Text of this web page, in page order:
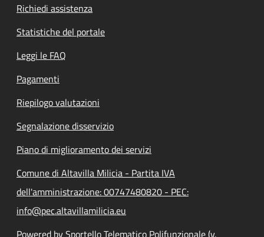
Richiedi assistenza
Statistiche del portale
Leggi le FAQ
Pagamenti
Riepilogo valutazioni
Segnalazione disservizio
Piano di miglioramento dei servizi
Comune di Altavilla Milicia - Partita IVA
dell'amministrazione: 00747480820 - PEC:
info@pec.altavillamilicia.eu
Powered by Sportello Telematico Polifunzionale (v.